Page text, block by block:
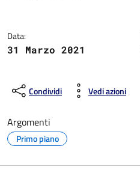
Data:
31 Marzo 2021
Condividi Vedi azioni
Argomenti
Primo piano